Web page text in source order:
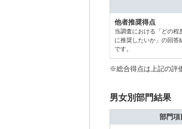
他者推奨得点
当調査における「どの程
に推奨したいか」の回答
です。
※総合得点は上記の評
男女別部門結果
部門項